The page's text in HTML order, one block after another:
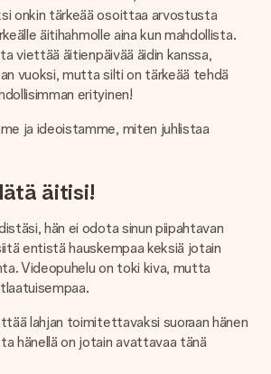
sanoa “yllätys!”
onkin tärkeää osoittaa arvostusta
äitihahmolle aina kun mahdollista.
viettää äitienpäivää äidin kanssa,
vuoksi, mutta silti on tärkeää tehdä
erityinen!
ja ideoistamme, miten juhlistaa
äitisi!
hän ei odota sinun piipahtavan
entistä hauskempaa keksiä jotain
Videopuhelu on toki kiva, mutta
lahjan toimitettavaksi suoraan hänen
hänellä on jotain avattavaa tänä